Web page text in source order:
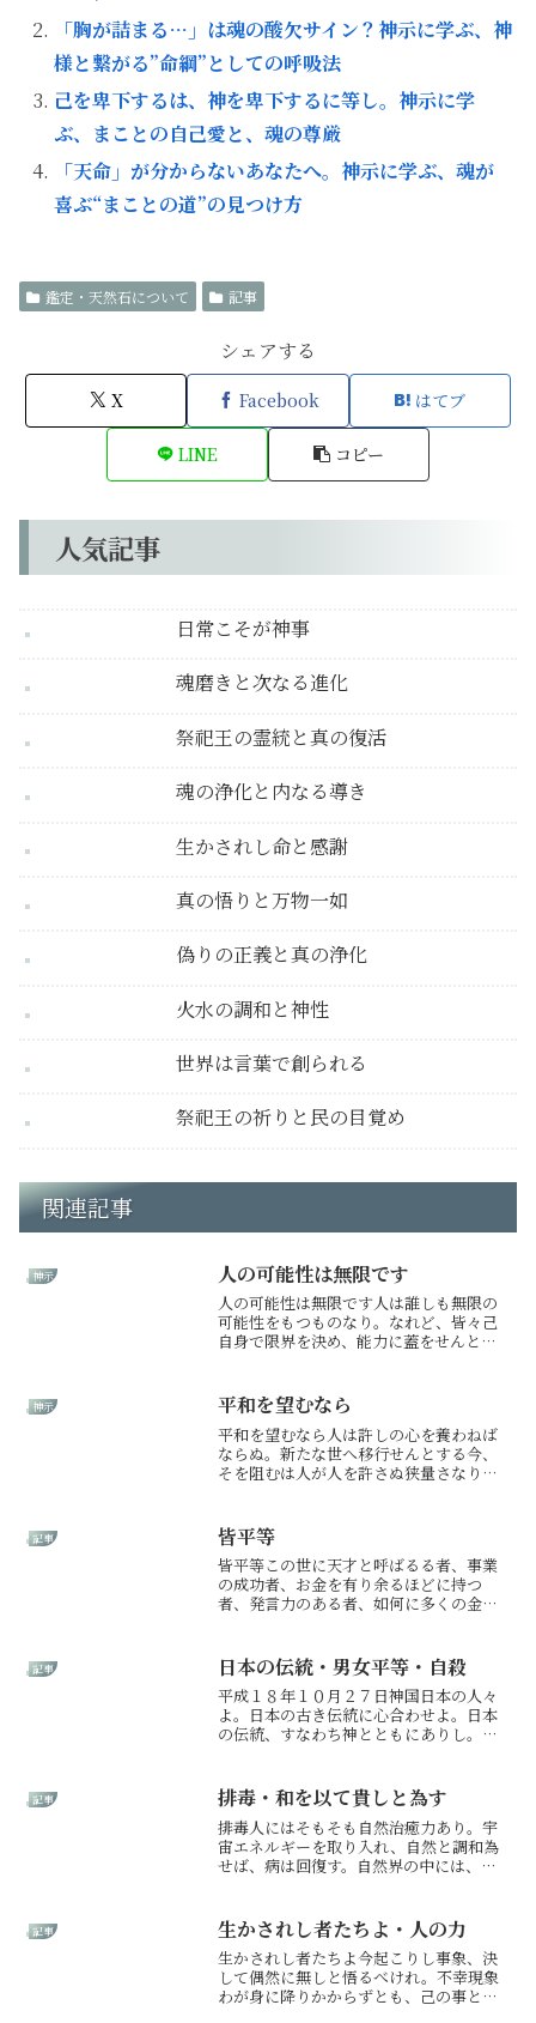
「胸が詰まる…」は魂の酸欠サイン？神示に学ぶ、神
様と繋がる”命綱”としての呼吸法
己を卑下するは、神を卑下するに等し。神示に学
ぶ、まことの自己愛と、魂の尊厳
「天命」が分からないあなたへ。神示に学ぶ、魂が
喜ぶ“まことの道”の見つけ方
鑑定・天然石について 記事
シェアする
X Facebook はてブ
LINE コピー
人気記事
日常こそが神事
魂磨きと次なる進化
祭祀王の霊統と真の復活
魂の浄化と内なる導き
生かされし命と感謝
真の悟りと万物一如
偽りの正義と真の浄化
火水の調和と神性
世界は言葉で創られる
祭祀王の祈りと民の目覚め
関連記事
神示 人の可能性は無限です
人の可能性は無限です人は誰しも無限の
可能性をもつものなり。なれど、皆々己
自身で限界を決め、能力に蓋をせんと
浄化し、神と縁を結べよ。さなれば、未
知なる己自身が目覚めんとす...
神示 平和を望むなら
平和を望むなら人は許しの心を養わねば
ならぬ。新たな世へ移行せんとする今、
そを阻むは人が人を許さぬ狭量さなり。
類の危機の時。人同士が争いあっている
暇など無し。人は誰でも過...
記事 皆平等
皆平等この世に天才と呼ばるる者、事業
の成功者、お金を有り余るほどに持つ
者、発言力のある者、如何に多くの金
己は人より劣ると嘆くなかれ。人の真の
価値は、神の御心に叶うや否や...
記事 日本の伝統・男女平等・自殺
平成１８年１０月２７日神国日本の人々
よ。日本の古き伝統に心合わせよ。日本
の伝統、すなわち神とともにありし。皇
し。日本民族は神仏を敬い、先祖を敬
い、家を敬い、日本の心を敬い...
記事 排毒・和を以て貴しと為す
排毒人にはそもそも自然治癒力あり。宇
宙エネルギーを取り入れ、自然と調和為
せば、病は回復す。自然界の中には、治
は一つも無し。火山の爆発も、地震も台
風も地球に必要なものなり...
記事 生かされし者たちよ・人の力
生かされし者たちよ今起こりし事象、決
して偶然に無しと悟るべけれ。不幸現象
わが身に降りかからずとも、己の事と考